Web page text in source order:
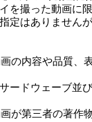
を撮った動画に
定はありません
の内容や品質、
ードウェーブ並
が第三者の著作